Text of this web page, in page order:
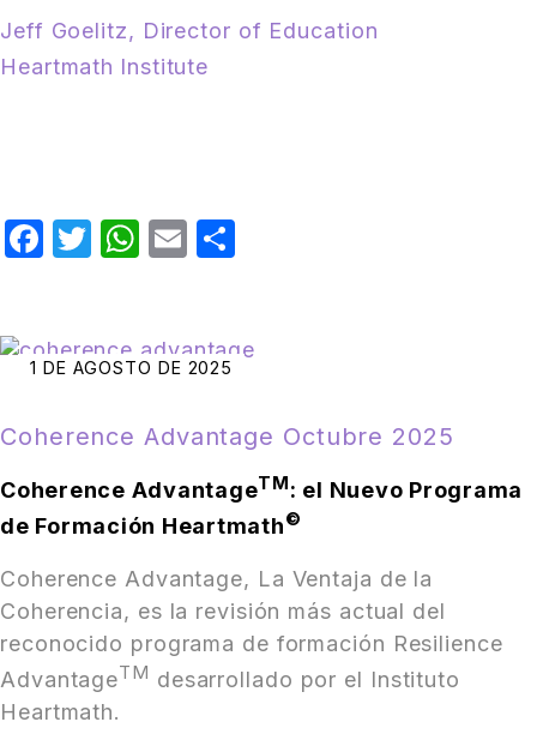
Jeff Goelitz, Director of Education
Heartmath Institute
Facebook
Twitter
WhatsApp
Email
1 DE AGOSTO DE 2025
Coherence Advantage Octubre 2025
Coherence AdvantageTM: el Nuevo Programa
de Formación Heartmath©
Coherence Advantage, La Ventaja de la
Coherencia, es la revisión más actual del
reconocido programa de formación Resilience
AdvantageTM desarrollado por el Instituto
Heartmath.